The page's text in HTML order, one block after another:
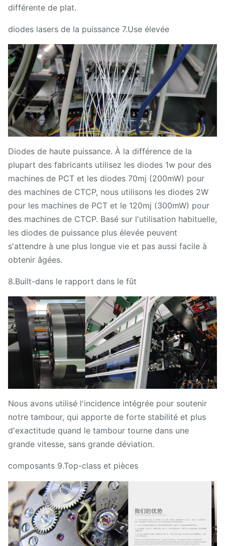
différente de plat.
diodes lasers de la puissance 7.Use élevée
Diodes de haute puissance. À la différence de la
plupart des fabricants utilisez les diodes 1w pour des
machines de PCT et les diodes 70mj (200mW) pour
des machines de CTCP, nous utilisons les diodes 2W
pour les machines de PCT et le 120mj (300mW) pour
des machines de CTCP. Basé sur l'utilisation habituelle,
les diodes de puissance plus élevée peuvent
s'attendre à une plus longue vie et pas aussi facile à
obtenir âgées.
8.Built-dans le rapport dans le fût
Nous avons utilisé l'incidence intégrée pour soutenir
notre tambour, qui apporte de forte stabilité et plus
d'exactitude quand le tambour tourne dans une
grande vitesse, sans grande déviation.
composants 9.Top-class et pièces